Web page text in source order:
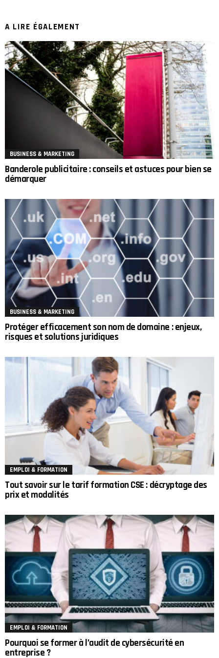
A LIRE ÉGALEMENT
BUSINESS & MARKETING
Banderole publicitaire : conseils et astuces pour bien se
démarquer
BUSINESS & MARKETING
Protéger efficacement son nom de domaine : enjeux,
risques et solutions juridiques
EMPLOI & FORMATION
Tout savoir sur le tarif formation CSE : décryptage des
prix et modalités
EMPLOI & FORMATION
Pourquoi se former à l’audit de cybersécurité en
entreprise ?